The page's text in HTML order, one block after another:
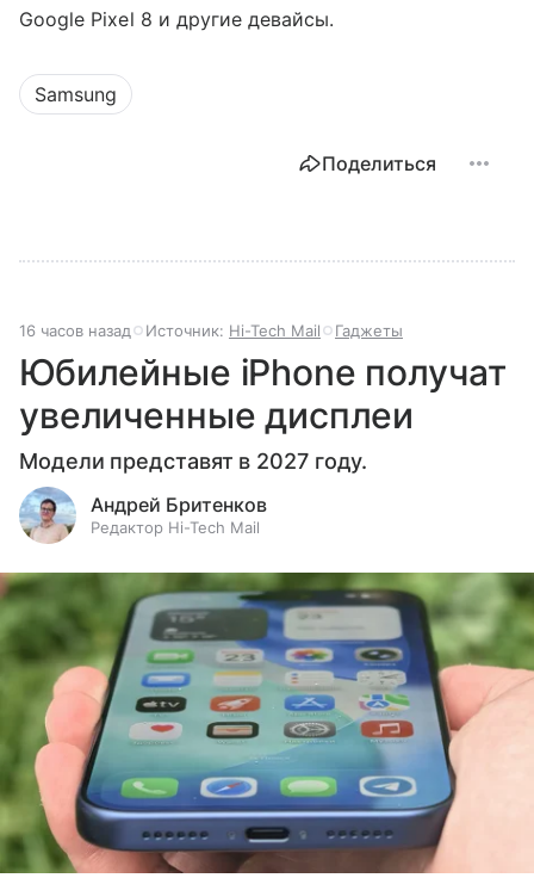
Google Pixel 8 и другие девайсы.
Samsung
Поделиться
16 часов назад Источник: Hi-Tech Mail Гаджеты
Юбилейные iPhone получат
увеличенные дисплеи
Модели представят в 2027 году.
Андрей Бритенков
Редактор Hi-Tech Mail